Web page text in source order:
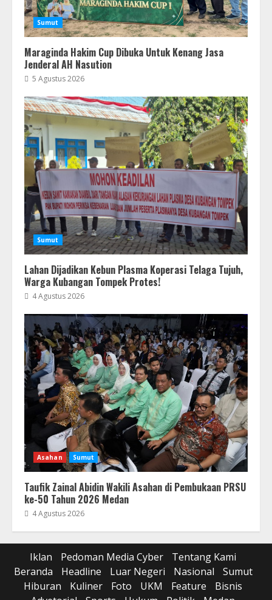
Sumut
Maraginda Hakim Cup Dibuka Untuk Kenang Jasa
Jenderal AH Nasution
5 Agustus 2026
Sumut
Lahan Dijadikan Kebun Plasma Koperasi Telaga Tujuh,
Warga Kubangan Tompek Protes!
4 Agustus 2026
Asahan Sumut
Taufik Zainal Abidin Wakili Asahan di Pembukaan PRSU
ke-50 Tahun 2026 Medan
4 Agustus 2026
Iklan Pedoman Media Cyber
Tentang Kami
Beranda
Headline Luar Negeri Nasional
Sumut
Hiburan
Kuliner Foto UKM Feature
Bisnis